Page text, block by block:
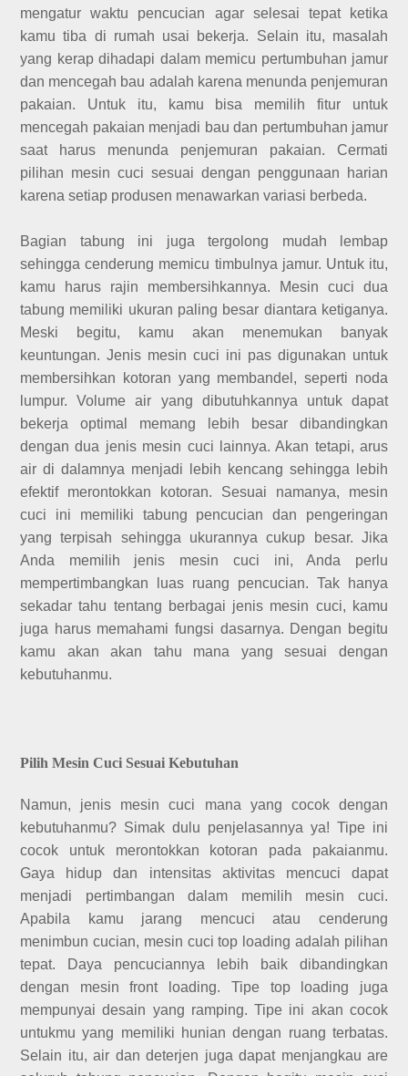
mengatur waktu pencucian agar selesai tepat ketika
kamu tiba di rumah usai bekerja. Selain itu, masalah
yang kerap dihadapi dalam memicu pertumbuhan jamur
dan mencegah bau adalah karena menunda penjemuran
pakaian. Untuk itu, kamu bisa memilih fitur untuk
mencegah pakaian menjadi bau dan pertumbuhan jamur
saat harus menunda penjemuran pakaian. Cermati
pilihan mesin cuci sesuai dengan penggunaan harian
karena setiap produsen menawarkan variasi berbeda.
Bagian tabung ini juga tergolong mudah lembap
sehingga cenderung memicu timbulnya jamur. Untuk itu,
kamu harus rajin membersihkannya. Mesin cuci dua
tabung memiliki ukuran paling besar diantara ketiganya.
Meski begitu, kamu akan menemukan banyak
keuntungan. Jenis mesin cuci ini pas digunakan untuk
membersihkan kotoran yang membandel, seperti noda
lumpur. Volume air yang dibutuhkannya untuk dapat
bekerja optimal memang lebih besar dibandingkan
dengan dua jenis mesin cuci lainnya. Akan tetapi, arus
air di dalamnya menjadi lebih kencang sehingga lebih
efektif merontokkan kotoran. Sesuai namanya, mesin
cuci ini memiliki tabung pencucian dan pengeringan
yang terpisah sehingga ukurannya cukup besar. Jika
Anda memilih jenis mesin cuci ini, Anda perlu
mempertimbangkan luas ruang pencucian. Tak hanya
sekadar tahu tentang berbagai jenis mesin cuci, kamu
juga harus memahami fungsi dasarnya. Dengan begitu
kamu akan akan tahu mana yang sesuai dengan
kebutuhanmu.
Pilih Mesin Cuci Sesuai Kebutuhan
Namun, jenis mesin cuci mana yang cocok dengan
kebutuhanmu? Simak dulu penjelasannya ya! Tipe ini
cocok untuk merontokkan kotoran pada pakaianmu.
Gaya hidup dan intensitas aktivitas mencuci dapat
menjadi pertimbangan dalam memilih mesin cuci.
Apabila kamu jarang mencuci atau cenderung
menimbun cucian, mesin cuci top loading adalah pilihan
tepat. Daya pencuciannya lebih baik dibandingkan
dengan mesin front loading. Tipe top loading juga
mempunyai desain yang ramping. Tipe ini akan cocok
untukmu yang memiliki hunian dengan ruang terbatas.
Selain itu, air dan deterjen juga dapat menjangkau are